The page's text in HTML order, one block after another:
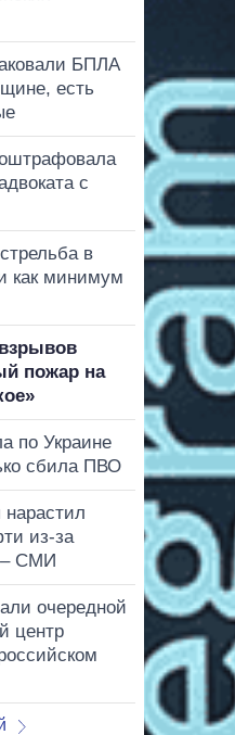
БПЛА
есть
с
в
как минимум
пожар на
по Украине
сбила ПВО
из-за
– СМИ
очередной
центр